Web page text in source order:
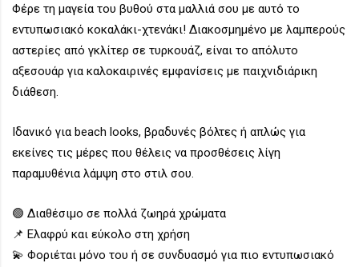
Φέρε τη μαγεία του βυθού στα μαλλιά σου με αυτό το
εντυπωσιακό κοκαλάκι-χτενάκι! Διακοσμημένο με λαμπερούς
αστερίες από γκλίτερ σε τυρκουάζ, είναι το απόλυτο
αξεσουάρ για καλοκαιρινές εμφανίσεις με παιχνιδιάρικη
διάθεση.
Ιδανικό για beach looks, βραδυνές βόλτες ή απλώς για
εκείνες τις μέρες που θέλεις να προσθέσεις λίγη
παραμυθένια λάμψη στο στιλ σου.
🟢 Διαθέσιμο σε πολλά ζωηρά χρώματα
📌 Ελαφρύ και εύκολο στη χρήση
💫 Φοριέται μόνο του ή σε συνδυασμό για πιο εντυπωσιακό